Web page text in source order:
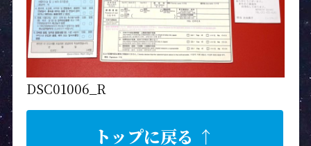
DSC01006_R
トップに戻る ↑